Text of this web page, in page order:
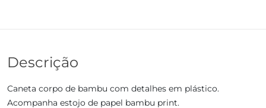
Descrição
Caneta corpo de bambu com detalhes em plástico.
Acompanha estojo de papel bambu print.